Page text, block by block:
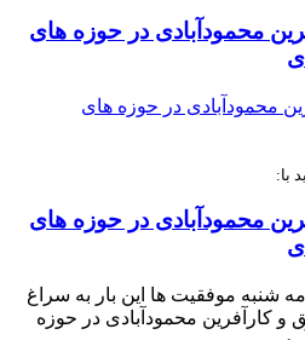
محمودآبادی در حوزه های
با:
محمودآبادی در حوزه های
شنبه موفقیت ها این بار به سراغ
کارآفرین محمودآبادی در حوزه